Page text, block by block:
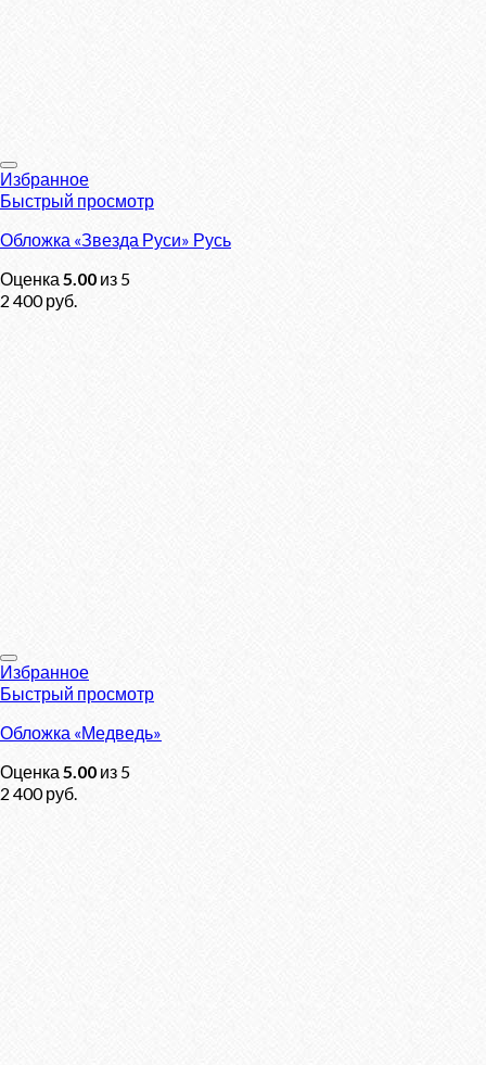
Избранное
Быстрый просмотр
Обложка «Звезда Руси» Русь
Оценка 5.00 из 5
2 400руб.
Избранное
Быстрый просмотр
Обложка «Медведь»
Оценка 5.00 из 5
2 400руб.